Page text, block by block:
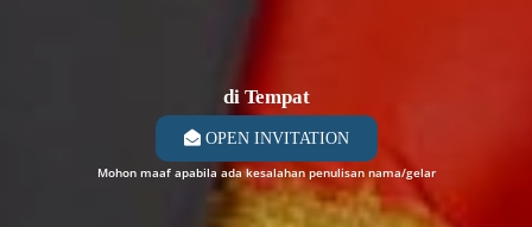
di Tempat
OPEN INVITATION
Mohon maaf apabila ada kesalahan penulisan nama/gelar